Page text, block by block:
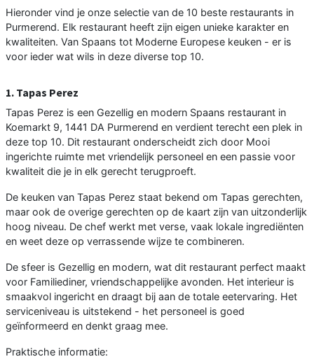
Hieronder vind je onze selectie van de 10 beste restaurants in
Purmerend. Elk restaurant heeft zijn eigen unieke karakter en
kwaliteiten. Van Spaans tot Moderne Europese keuken - er is
voor ieder wat wils in deze diverse top 10.
1. Tapas Perez
Tapas Perez is een Gezellig en modern Spaans restaurant in
Koemarkt 9, 1441 DA Purmerend en verdient terecht een plek in
deze top 10. Dit restaurant onderscheidt zich door Mooi
ingerichte ruimte met vriendelijk personeel en een passie voor
kwaliteit die je in elk gerecht terugproeft.
De keuken van Tapas Perez staat bekend om Tapas gerechten,
maar ook de overige gerechten op de kaart zijn van uitzonderlijk
hoog niveau. De chef werkt met verse, vaak lokale ingrediënten
en weet deze op verrassende wijze te combineren.
De sfeer is Gezellig en modern, wat dit restaurant perfect maakt
voor Familiediner, vriendschappelijke avonden. Het interieur is
smaakvol ingericht en draagt bij aan de totale eetervaring. Het
serviceniveau is uitstekend - het personeel is goed
geïnformeerd en denkt graag mee.
Praktische informatie: